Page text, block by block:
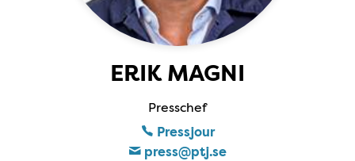
ERIK MAGNI
Presschef
Pressjour
press​@ptj​.se